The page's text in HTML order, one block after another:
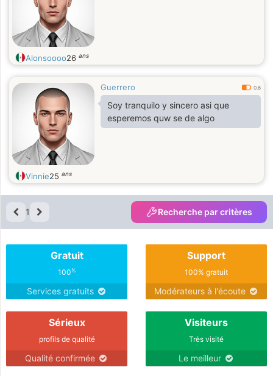
Alonsoooo26 ans
Guerrero 0.6
Soy tranquilo y sincero asi que
esperemos quw se de algo
Vinnie25 ans
1 Recherche par critères
Gratuit
100%
Services gratuits
Support
100% gratuit
Modérateurs à l'écoute
Sérieux
profils de qualité
Qualité confirmée
Visiteurs
Très visité
Le meilleur